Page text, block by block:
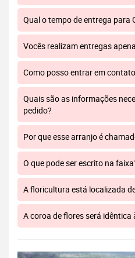
Qual o tempo de entrega para
Vocês realizam entregas
Como posso entrar em
Quais são as informações
pedido?
Por que esse arranjo é
O que pode ser escrito na
A floricultura está localizada
A coroa de flores será